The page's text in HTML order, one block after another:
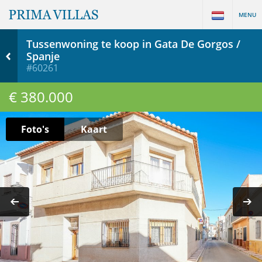
MENU
Tussenwoning te koop in Gata De Gorgos /
Spanje
#60261
€ 380.000
Foto's Kaart